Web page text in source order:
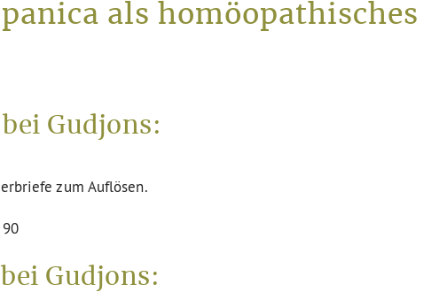
als homöopathisches
Gudjons:
zum Auflösen.
Gudjons: